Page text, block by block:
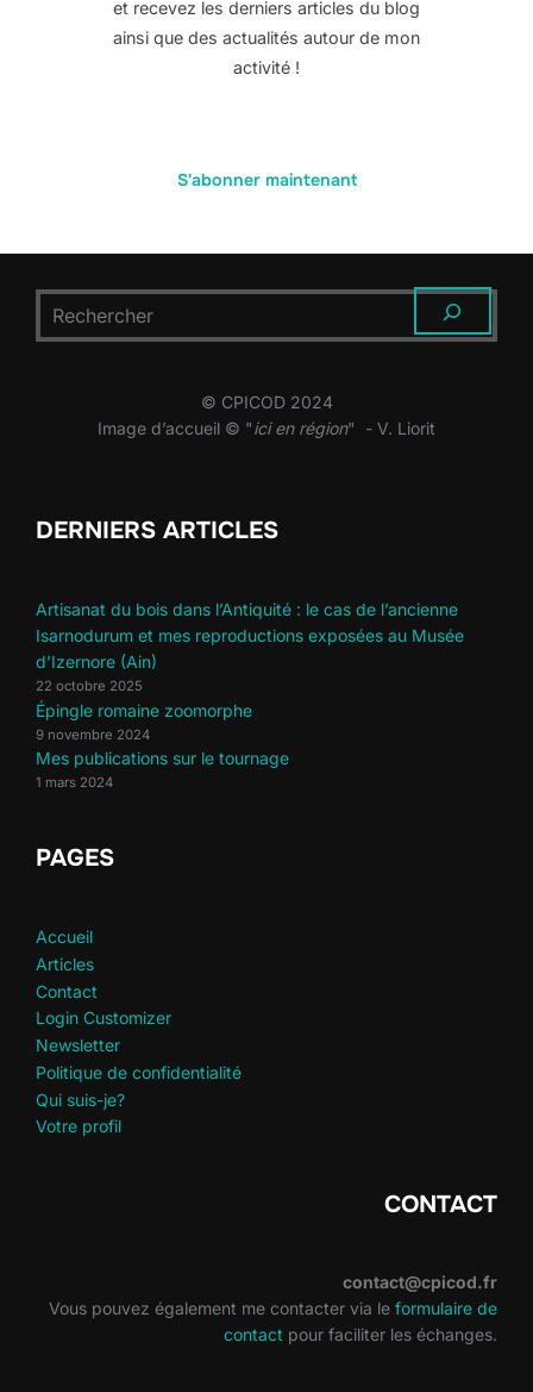
et recevez les derniers articles du blog
ainsi que des actualités autour de mon
activité !
S'abonner maintenant
RECHERCHER
© CPICOD 2024
Image d’accueil © "ici en région" - V. Liorit
DERNIERS ARTICLES
Artisanat du bois dans l’Antiquité : le cas de l’ancienne
Isarnodurum et mes reproductions exposées au Musée
d’Izernore (Ain)
22 octobre 2025
Épingle romaine zoomorphe
9 novembre 2024
Mes publications sur le tournage
1 mars 2024
PAGES
Accueil
Articles
Contact
Login Customizer
Newsletter
Politique de confidentialité
Qui suis-je?
Votre profil
CONTACT
contact@cpicod.fr
Vous pouvez également me contacter via le formulaire de
contact pour faciliter les échanges.